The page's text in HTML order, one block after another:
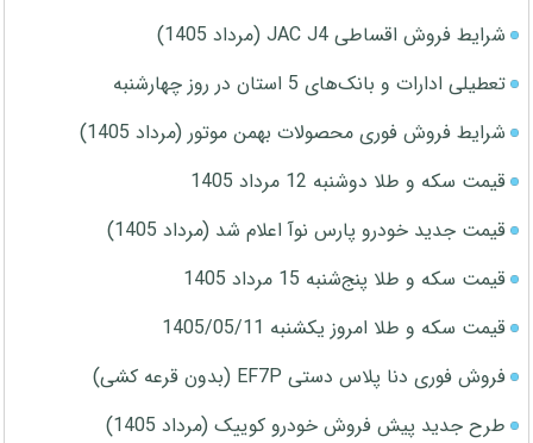
شرایط فروش اقساطی JAC J4 (مرداد 1405)
تعطیلی ادارات و بانک‌های 5 استان در روز چهارشنبه
شرایط فروش فوری محصولات بهمن موتور (مرداد 1405)
قیمت سکه و طلا دوشنبه 12 مرداد 1405
قیمت جدید خودرو پارس نوآ اعلام شد (مرداد 1405)
قیمت سکه و طلا پنج‌شنبه 15 مرداد 1405
قیمت سکه و طلا امروز یکشنبه 1405/05/11
فروش فوری دنا پلاس دستی EF7P (بدون قرعه کشی)
طرح جدید پیش فروش خودرو کوییک (مرداد 1405)